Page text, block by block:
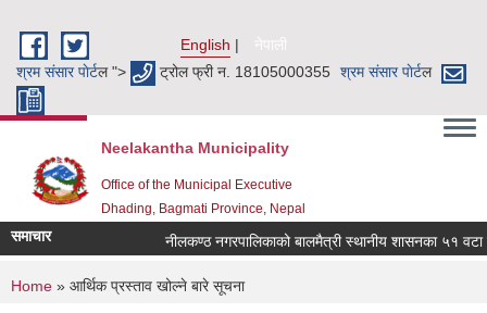
English
नेपाली
श्रम संसार पाेर्टल "> ट्रोल फ्री न. 18105000355 श्रम संसार पाेर्टल
Neelakantha Municipality
Office of the Municipal Executive
Dhading, Bagmati Province, Nepal
समाचार नीलकण्ठ नगरपालिकाको बालमैत्री स्थानीय शासनका ५१ वटा
You are here
Home » आर्थिक प्रस्ताव खोल्ने बारे सूचना